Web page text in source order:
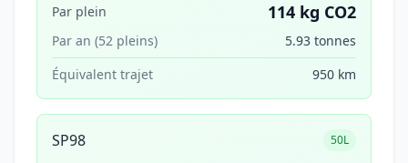
Par plein 114 kg CO2
Par an (52 pleins)
5.93 tonnes
Équivalent trajet
950 km
SP98 50L